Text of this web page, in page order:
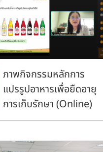
ภาพกิจกรรมหลักการ
แปรรูปอาหารเพื่อยืดอายุ
การเก็บรักษา (Online)